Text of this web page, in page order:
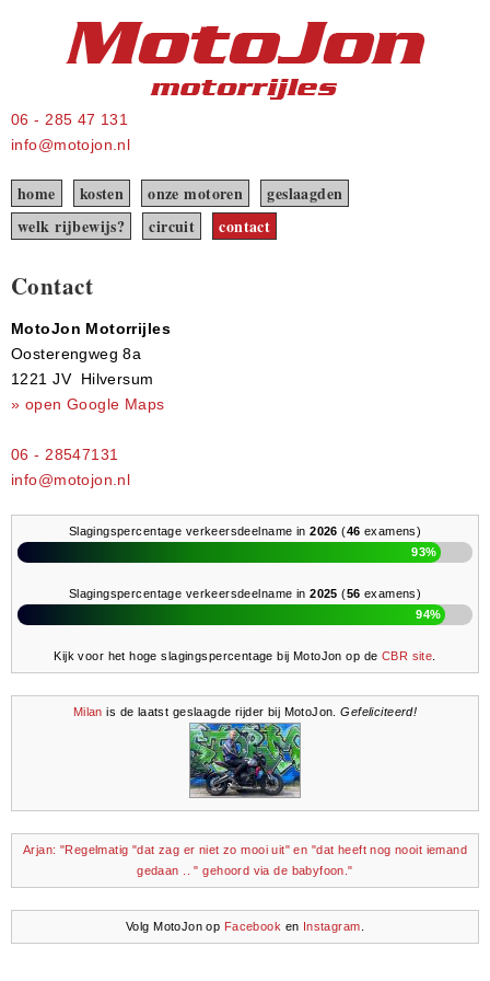
06 - 285 47 131
info@motojon.nl
home kosten onze motoren
geslaagden
welk rijbewijs?
circuit contact
Contact
MotoJon Motorrijles
Oosterengweg 8a
1221 JV Hilversum
» open Google Maps
06 - 28547131
info@motojon.nl
Slagingspercentage verkeersdeelname in2026 (46 examens)
93%
Slagingspercentage verkeersdeelname in2025 (56 examens)
94%
Kijk voor het hoge slagingspercentage bij MotoJon op de CBR site
Milan is de laatst geslaagde rijder bij MotoJon.Gefeliciteerd!
Arjan: "Regelmatig "dat zag er niet zo mooi uit" en "dat heeft nog nooit iemand
gedaan .. " gehoord via de babyfoon."
Volg MotoJon op Facebook en Instagram